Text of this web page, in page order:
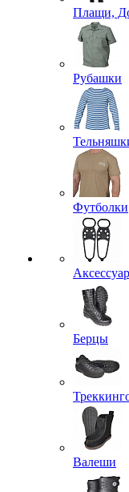
Плащи,
Рубашки
Футболки
Берцы
Валеши